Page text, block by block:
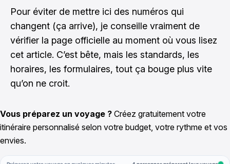
Pour éviter de mettre ici des numéros qui
changent (ça arrive), je conseille vraiment de
vérifier la page officielle au moment où vous lisez
cet article. C’est bête, mais les standards, les
horaires, les formulaires, tout ça bouge plus vite
qu’on ne croit.
Vous préparez un voyage ? Créez gratuitement votre
itinéraire personnalisé selon votre budget, votre rythme et vos
envies.